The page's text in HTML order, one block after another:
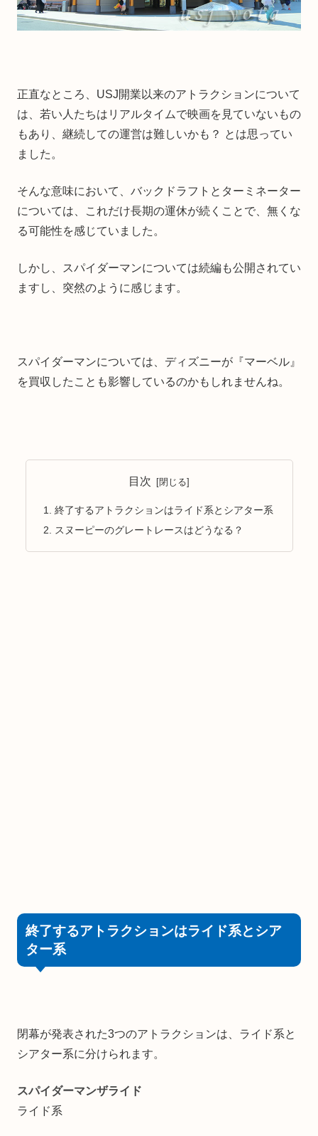
正直なところ、USJ開業以来のアトラクションについて
は、若い人たちはリアルタイムで映画を見ていないもの
もあり、継続しての運営は難しいかも？ とは思ってい
ました。
そんな意味において、バックドラフトとターミネーター
については、これだけ長期の運休が続くことで、無くな
る可能性を感じていました。
しかし、スパイダーマンについては続編も公開されてい
ますし、突然のように感じます。
スパイダーマンについては、ディズニーが『マーベル』
を買収したことも影響しているのかもしれませんね。
目次
終了するアトラクションはライド系とシアター系
スヌーピーのグレートレースはどうなる？
終了するアトラクションはライド系とシア
ター系
閉幕が発表された3つのアトラクションは、ライド系と
シアター系に分けられます。
スパイダーマンザライド
ライド系